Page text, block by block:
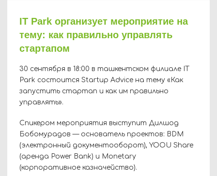
IT Park организует мероприятие на
тему: как правильно управлять
стартапом
30 сентября в 18:00 в ташкентском филиале
IT
Park состоится Startup Advice на тему « Как
запустить стартап и как им правильно
управлять».
Спикером мероприятия выступит Дилшод
Бобомурадов — основатель проектов: BDM
(электронный документооборот), YOOU Share
(аренда Power Bank) и Monetary
(корпоративное казначейство).